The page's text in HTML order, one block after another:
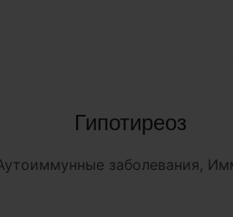
Гипотиреоз
заболевания,